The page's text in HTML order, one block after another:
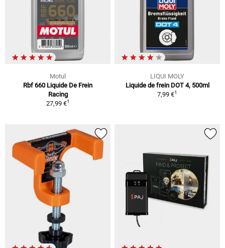
Motul
Rbf 660 Liquide De Frein
Racing
27,99 €1
LIQUI MOLY
Liquide de frein DOT 4, 500ml
7,99 €1